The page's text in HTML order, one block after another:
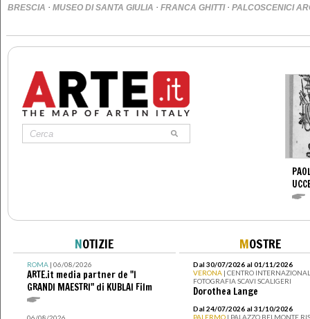
BRESCIA · MUSEO DI SANTA GIULIA · FRANCA GHITTI· PALCOSCENICI
NOTIZIE
ROMA| 06/08/2026
ARTE.it media partner de "I
GRANDI MAESTRI" di KUBLAI Film
MOSTRE
Dal 30/07/2026 al 01/11/2026
VERONA | CENTRO
FOTOGRAFIA SCAVI SCALIGERI
Dorothea Lange
Dal 24/07/2026 al 31/10/2026
PALERMO | PALAZZO BELMONTE